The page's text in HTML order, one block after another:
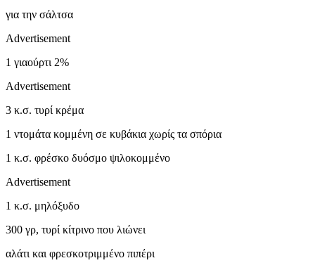
για την σάλτσα
Advertisement
1 γιαούρτι 2%
Advertisement
3 κ.σ. τυρί κρέμα
1 ντομάτα κομμένη σε κυβάκια χωρίς τα σπόρια
1 κ.σ. φρέσκο δυόσμο ψιλοκομμένο
Advertisement
1 κ.σ. μηλόξυδο
300 γρ, τυρί κίτρινο που λιώνει
αλάτι και φρεσκοτριμμένο πιπέρι